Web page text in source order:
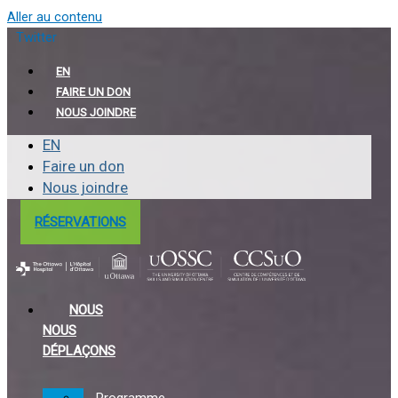
Aller au contenu
Twitter
EN
FAIRE UN DON
NOUS JOINDRE
EN
Faire un don
Nous joindre
RÉSERVATIONS
NOUS
NOUS
DÉPLAÇONS